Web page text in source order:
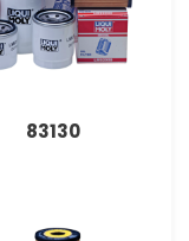
83130